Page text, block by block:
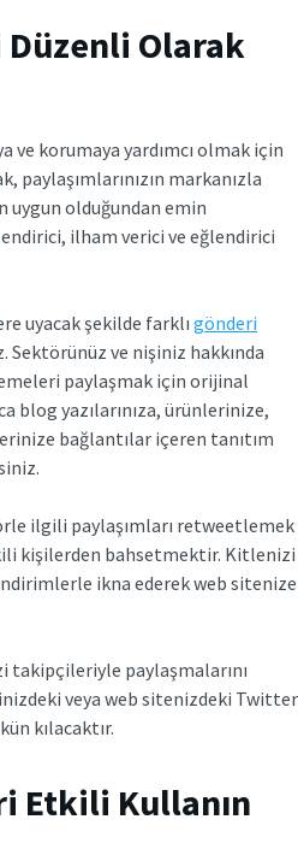
Olarak
korumaya yardımcı olmak için
paylaşımlarınızın markanızla
uygun olduğundan emin
ilham verici ve eğlendirici
uyacak şekilde farklı gönderi
ve nişiniz hakkında
paylaşmak için orijinal
blog yazılarınıza, ürünlerinize,
bağlantılar içeren tanıtım
ilgili paylaşımları retweetlemek
kişilerden bahsetmektir. Kitlenizi
ikna ederek web sitenize
takipçileriyle paylaşmalarını
veya web sitenizdeki Twitter
kılacaktır.
Etkili Kullanın